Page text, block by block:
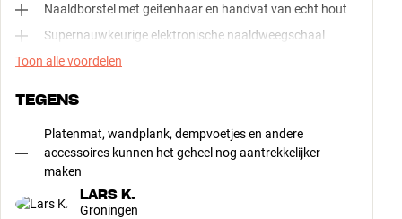
Naaldborstel met geitenhaar en handvat van echt hout
Supernauwkeurige elektronische naaldweegschaal
Toon alle voordelen
TEGENS
Platenmat, wandplank, dempvoetjes en andere
accessoires kunnen het geheel nog aantrekkelijker
maken
LARS K.
Groningen